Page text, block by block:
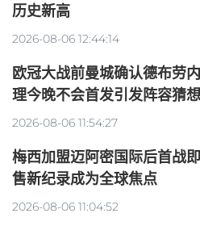
历史新高
2026-08-06 12:44:14
欧冠大战前曼城确认德布劳
理今晚不会首发引发阵容猜想
2026-08-06 11:54:27
梅西加盟迈阿密国际后首战
售新纪录成为全球焦点
2026-08-06 11:04:52